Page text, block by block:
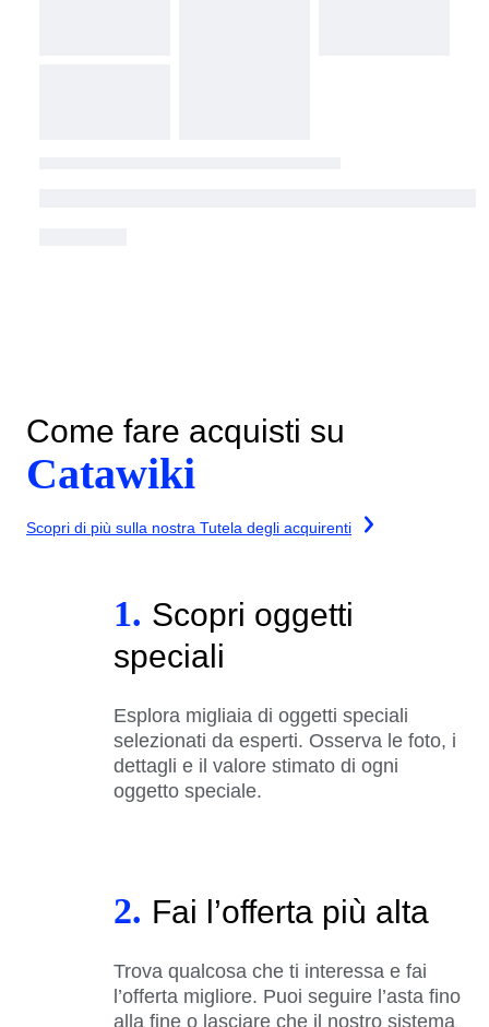
Come fare acquisti su
Catawiki
Scopri di più sulla nostra Tutela degli acquirenti
1. Scopri oggetti
speciali
Esplora migliaia di oggetti speciali
selezionati da esperti. Osserva le foto, i
dettagli e il valore stimato di ogni
oggetto speciale.
2. Fai l’offerta più alta
Trova qualcosa che ti interessa e fai
l’offerta migliore. Puoi seguire l’asta fino
alla fine o lasciare che il nostro sistema